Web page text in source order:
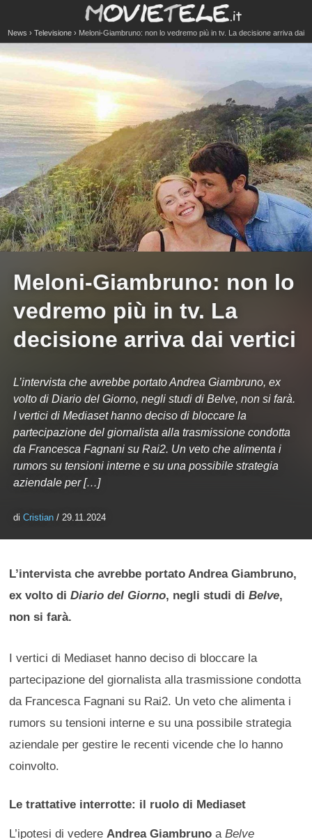
News Televisione
Meloni-Giambruno: non lo vedremo più in tv. La decisione arriva dai
Meloni-Giambruno: non lo
vedremo più in tv. La
decisione arriva dai vertici
L’intervista che avrebbe portato Andrea Giambruno, ex
volto di Diario del Giorno, negli studi di Belve, non si farà.
I vertici di Mediaset hanno deciso di bloccare la
partecipazione del giornalista alla trasmissione condotta
da Francesca Fagnani su Rai2. Un veto che alimenta i
rumors su tensioni interne e su una possibile strategia
aziendale per […]
diCristian / 29.11.2024
L’intervista che avrebbe portato Andrea Giambruno,
ex volto diDiario del Giorno, negli studi diBelve,
non si farà.
I vertici di Mediaset hanno deciso di bloccare la
partecipazione del giornalista alla trasmissione condotta
da Francesca Fagnani su Rai2. Un veto che alimenta i
rumors su tensioni interne e su una possibile strategia
aziendale per gestire le recenti vicende che lo hanno
coinvolto.
Le trattative interrotte: il ruolo di Mediaset
L’ipotesi di vedere Andrea Giambruno aBelve